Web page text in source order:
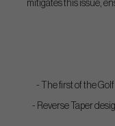
mitigates this issue,
- The first of the
- Reverse Taper